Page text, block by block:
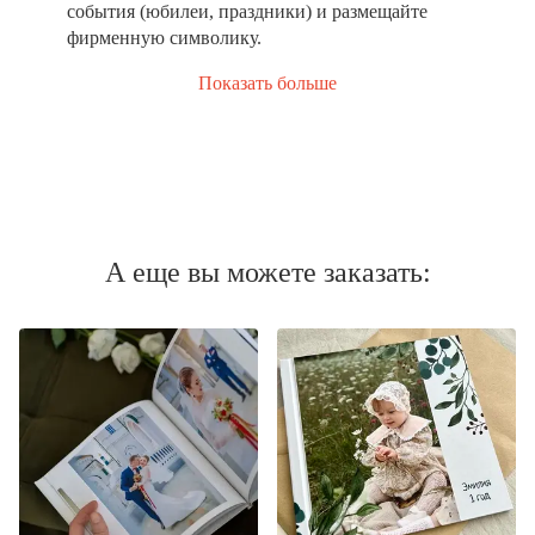
события (юбилеи, праздники) и размещайте
фирменную символику.
Показать больше
А еще вы можете заказать: